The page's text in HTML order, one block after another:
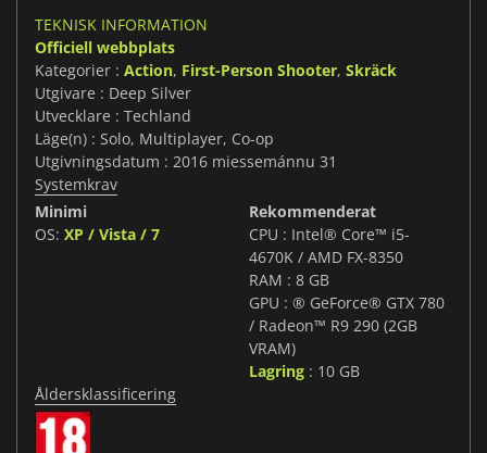
TEKNISK INFORMATION
Officiell webbplats
Kategorier : Action, First-Person Shooter, Skräck
Utgivare : Deep Silver
Utvecklare : Techland
Läge(n) : Solo, Multiplayer, Co-op
Utgivningsdatum : 2016 miessemánnu 31
Systemkrav
Minimi
OS: XP / Vista / 7
Rekommenderat
CPU : Intel® Core™ i5-
4670K / AMD FX-8350
RAM : 8 GB
GPU : ® GeForce® GTX 780
/ Radeon™ R9 290 (2GB
VRAM)
Lagring : 10 GB
Åldersklassificering